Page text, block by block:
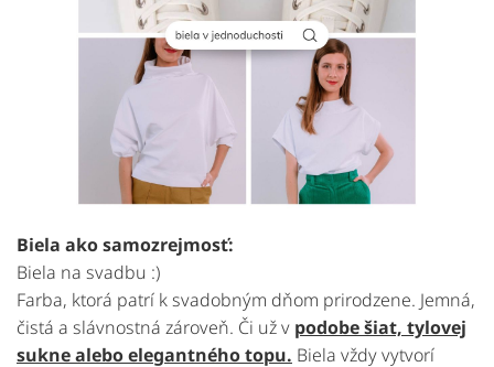
Biela ako samozrejmosť:
Biela na svadbu :)
Farba, ktorá patrí k svadobným dňom prirodzene. Jemná,
čistá a slávnostná zároveň. Či už v podobe šiat, tylovej
sukne alebo elegantného topu. Biela vždy vytvorí